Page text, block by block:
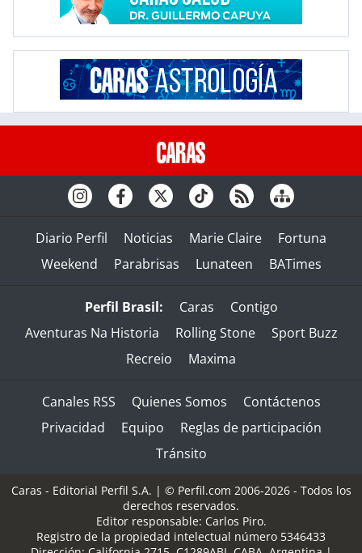
Diario Perfil Noticias Marie Claire
Fortuna
Weekend
Parabrisas Lunateen BATimes
Perfil Brasil: Caras
Contigo
Aventuras Na Historia
Rolling Stone
Sport Buzz
Recreio
Maxima
Canales RSS Quienes Somos
Contáctenos
Privacidad
Equipo
Reglas de participación
Tránsito
Caras - Editorial Perfil S.A. | © Perfil.com 2006-2026 - Todos los
derechos reservados.
Editor responsable: Carlos Piro.
Registro de la propiedad intelectual número 5346433